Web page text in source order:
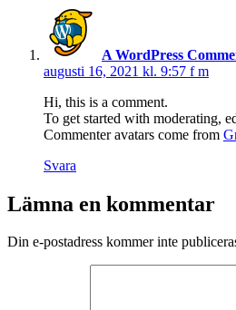
A WordPress
augusti 16, 2021 kl. 9:57 f m
Hi, this is a comment.
To get started with moderating,
Commenter avatars come from
Svara
Lämna en kommentar
Din e-postadress kommer inte